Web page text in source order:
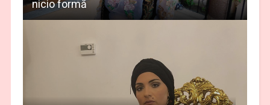
nicio formă